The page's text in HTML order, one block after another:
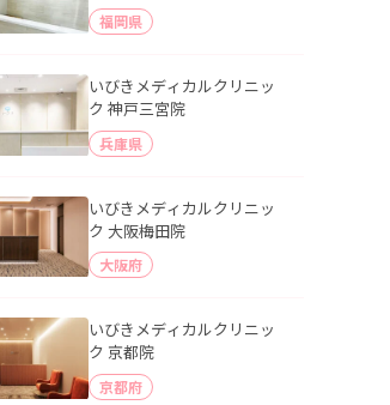
福岡県
いびきメディカルクリニッ
ク 神戸三宮院
兵庫県
いびきメディカルクリニッ
ク 大阪梅田院
大阪府
いびきメディカルクリニッ
ク 京都院
京都府